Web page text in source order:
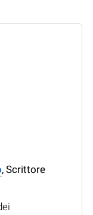
, Scrittore